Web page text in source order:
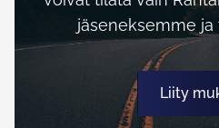
jäseneksemme
Liity